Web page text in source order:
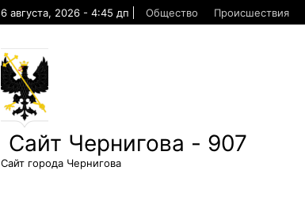
6 августа, 2026 - 4:45 дп Общество Происшествия
Сайт Чернигова - 907
Сайт города Чернигова